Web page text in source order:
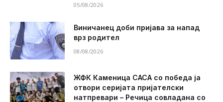
05/08/2026
Виничанец доби пријава за напад
врз родител
08/08/2026
ЖФК Каменица САСА со победа ја
отвори серијата пријателски
натпревари – Речица совладана со